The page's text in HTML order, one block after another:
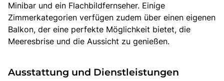
Minibar und ein Flachbildfernseher. Einige
Zimmerkategorien verfügen zudem über einen eigenen
Balkon, der eine perfekte Möglichkeit bietet, die
Meeresbrise und die Aussicht zu genießen.
Ausstattung und Dienstleistungen